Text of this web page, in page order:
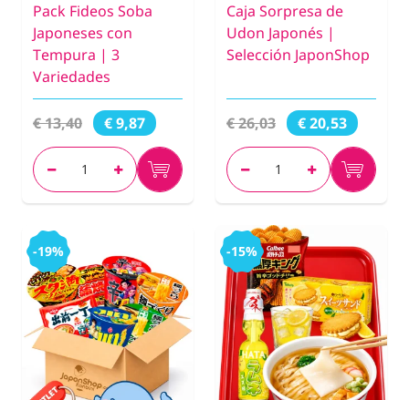
Pack Fideos Soba
Japoneses con
Tempura | 3
Variedades
€ 13,40 € 9,87
Caja Sorpresa de
Udon Japonés |
Selección JaponShop
€ 26,03 € 20,53
-19% -15%